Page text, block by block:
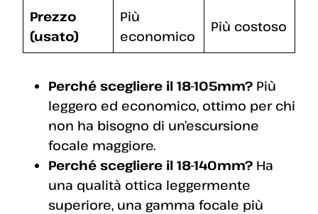
Prezzo
(usato)
Più
economico
Più costoso
Perché scegliere il 18-105mm? Più
leggero ed economico, ottimo per chi
non ha bisogno di un’escursione
focale maggiore.
Perché scegliere il 18-140mm? Ha
una qualità ottica leggermente
superiore, una gamma focale più